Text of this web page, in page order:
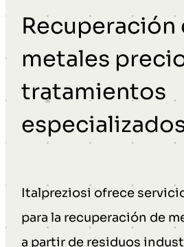
Recuperación
metales
tratamientos
Italpreziosi ofrece
para la recuperación de
a partir de residuos